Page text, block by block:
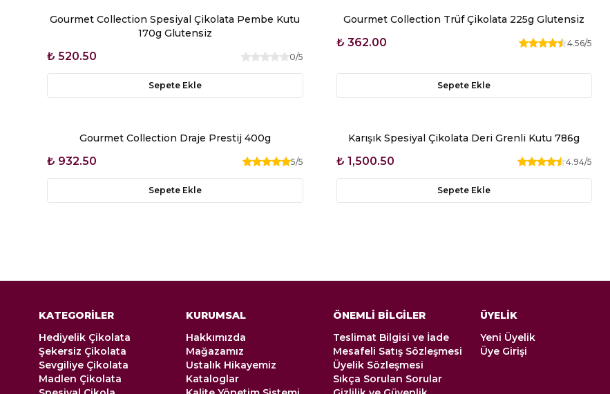
Gourmet Collection Spesiyal Çikolata Pembe Kutu
170g Glutensiz
₺ 520.50 0/5
Sepete Ekle
Gourmet Collection Trüf Çikolata 225g Glutensiz
₺ 362.00 4.56/5
Sepete Ekle
Gourmet Collection Draje Prestij 400g
₺ 932.50 5/5
Sepete Ekle
Karışık Spesiyal Çikolata Deri Grenli Kutu 786g
₺ 1,500.50 4.94/5
Sepete Ekle
KATEGORİLER
Hediyelik Çikolata
Şekersiz Çikolata
Sevgiliye Çikolata
Madlen Çikolata
KURUMSAL
Hakkımızda
Mağazamız
Ustalık Hikayemiz
Kataloglar
ÖNEMLİ BİLGİLER
Teslimat Bilgisi ve İade
Mesafeli Satış Sözleşmesi
Üyelik Sözleşmesi
Sıkça Sorulan Sorular
ÜYELİK
Yeni Üyelik
Üye Girişi